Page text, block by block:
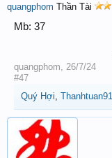
quangphom Thần Tài
Mb: 37
quangphom
26/7/24
#47
Quý Hợi Thanhtuan91